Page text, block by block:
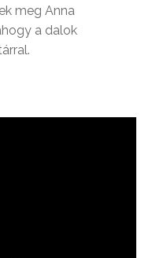
meg Anna
a dalok